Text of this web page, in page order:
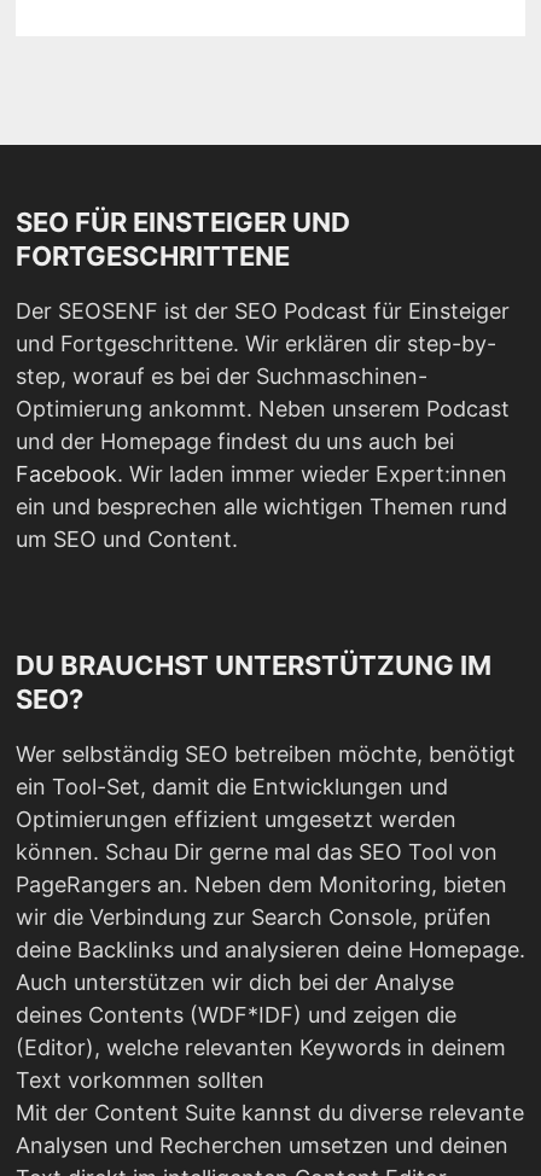
SEO FÜR EINSTEIGER UND
FORTGESCHRITTENE
Der SEOSENF ist der SEO Podcast für Einsteiger
und Fortgeschrittene. Wir erklären dir step-by-
step, worauf es bei der Suchmaschinen-
Optimierung ankommt. Neben unserem Podcast
und der Homepage findest du uns auch bei
Facebook. Wir laden immer wieder Expert:innen
ein und besprechen alle wichtigen Themen rund
um SEO und Content.
DU BRAUCHST UNTERSTÜTZUNG IM
SEO?
Wer selbständig SEO betreiben möchte, benötigt
ein Tool-Set, damit die Entwicklungen und
Optimierungen effizient umgesetzt werden
können. Schau Dir gerne mal das SEO Tool von
PageRangers an. Neben dem Monitoring, bieten
wir die Verbindung zur Search Console, prüfen
deine Backlinks und analysieren deine Homepage.
Auch unterstützen wir dich bei der Analyse
deines Contents (WDF*IDF) und zeigen die
(Editor), welche relevanten Keywords in deinem
Text vorkommen sollten
Mit der Content Suite kannst du diverse relevante
Analysen und Recherchen umsetzen und deinen